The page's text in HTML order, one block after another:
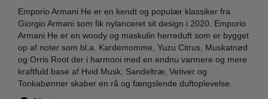
Emporio Armani He er en kendt og populær klassiker fra
Giorgio Armani som fik nylanceret sit design i 2020. Emporio
Armani He er en woody og maskulin herreduft som er bygget
op af noter som bl.a. Kardemomme, Yuzu Citrus, Muskatnød
og Orris Root der i harmoni med en endnu varmere og mere
kraftfuld base af Hvid Musk, Sandeltræ, Vetiver og
Tonkabønner skaber en rå og fængslende duftoplevelse.